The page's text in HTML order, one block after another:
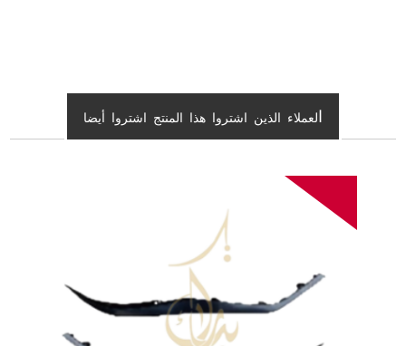
لعملاء الذين اشتروا هذا المنتج اشتروا أيضا